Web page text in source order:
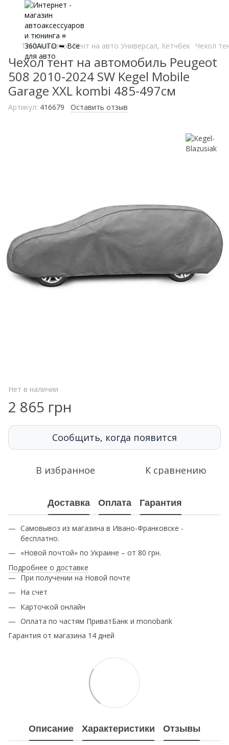
Тент на авто Тент на авто Универсал, Хетчбек Чехол
Чехол тент на автомобиль Peugeot
508 2010-2024 SW Kegel Mobile
Garage XXL kombi 485-497см
Артикул: 416679 Оставить отзыв
Нет в наличии
2 865 грн
Сообщить, когда появится
В избранное К сравнению
Доставка Оплата Гарантия
Самовывоз из магазина в Ивано-Франковске -
бесплатно.
«Новой почтой» по Украине – от 80 грн.
Подробнее о доставке
При получении на Новой почте
На счет
Карточкой онлайн
Оплата по частям ПриватБанк и monobank
Гарантия от магазина 14 дней
Описание Характеристики Отзывы